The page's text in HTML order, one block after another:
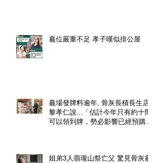
龕位嚴重不足 孝子嘆似排公屋
龕場發牌料逾年, 骨灰長積長生店.
黎孝仁說...「估計今年只有約十間
可以領到牌，勢必影響已經預購了
姐弟3人翡瓏山祭亡父 驚見骨灰龕